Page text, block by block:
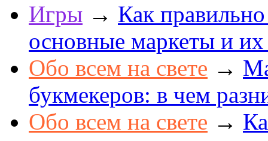
Игры → Как
основные маркеты и
Обо всем на свете →
букмекеров: в чем
Обо всем на свете →